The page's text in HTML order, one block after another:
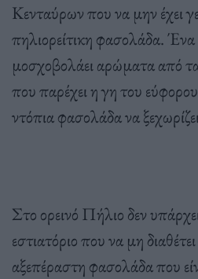
Κενταύρων που να μην έχει
πηλιορείτικη φασολάδα.
μοσχοβολάει αρώματα από
που παρέχει η γη του
ντόπια φασολάδα να
Στο ορεινό Πήλιο δεν
εστιατόριο που να μη
αξεπέραστη φασολάδα που